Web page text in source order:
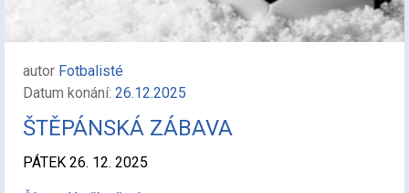
autor Fotbalisté
Datum konání: 26.12.2025
ŠTĚPÁNSKÁ ZÁBAVA
PÁTEK 26. 12. 2025